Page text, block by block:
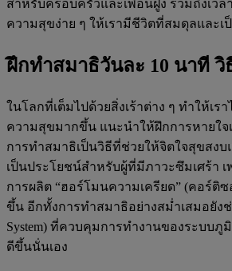
สำหรับครอบครัวและเพื่อนฝูง รวมถึงเว
ความสุขง่าย ๆ ให้เรามีชีวิตที่สมดุลและ
ฝึกทำสมาธิวันละ 10 นาที
ในโลกที่เต็มไปด้วยสิ่งเร้าต่าง ๆ ทำให้เ
ความสุขมากขึ้น แนะนำให้ฝึกการหายใจ
การทำสมาธิเป็นวิธีที่ช่วยให้จิตใจสุขสง
เป็นประโยชน์สำหรับผู้ที่มีภาวะซึมเศร้า
การผลิต “ฮอร์โมนความเครียด” (คอร์ติ
ขึ้น อีกทั้งการทำสมาธิอย่างสม่ำเสมอยังช่
System) ที่ควบคุมการทำงานของระบบ
ดีขึ้นนั่นเอง